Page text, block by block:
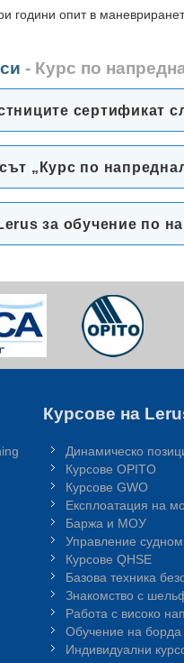
години опит в
- Курс по
сертификат
„Курс по
за обучение по
Курсове на
Динамическо
Курсове OPITO
Курсове GWO
Експлоатация на
Баржа и МОУ
Управление судном
Курсове QHSE
Базова техника
Знакомство с
Работа с високо
Обучение на борда
Индивидуални